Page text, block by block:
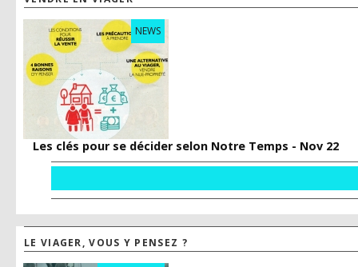
NEWS
Les clés pour se décider selon Notre Temps - Nov 22
LE VIAGER, VOUS Y PENSEZ ?